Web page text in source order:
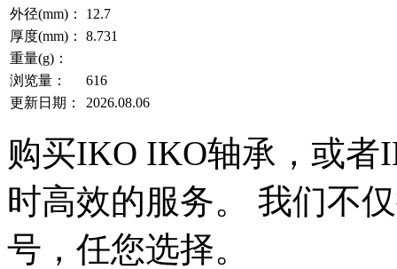
外径(mm)：
12.7
厚度(mm)：
8.731
重量(g)：
浏览量：
616
更新日期：
2026.08.06
购买IKO IKO轴承，或者
时高效的服务。 我们不
号，任您选择。